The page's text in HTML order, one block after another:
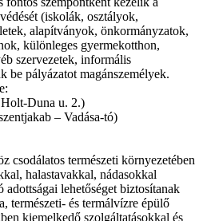
(iskolák, osztályok,
alapítványok, önkormányzatok,
különleges gyermekotthon,
szervezetek, informális
be pályázatot magánszemélyek.
Duna u. 2.)
– Vadása-tó)
csodálatos természeti környezetében
halastavakkal, nádasokkal
lehetőséget biztosítanak
természeti- és termálvízre épülő
kiemelkedő szolgáltatásokkal és